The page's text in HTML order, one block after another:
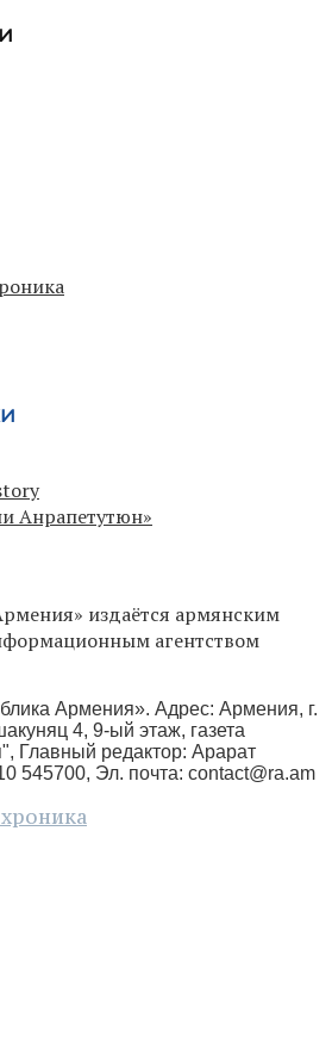
Анрапетутюн»
издаётся армянским
агентством
Армения». Адрес: Армения, г.
4, 9-ый этаж, газета
Главный редактор: Арарат
545700, Эл. почта: contact@ra.am